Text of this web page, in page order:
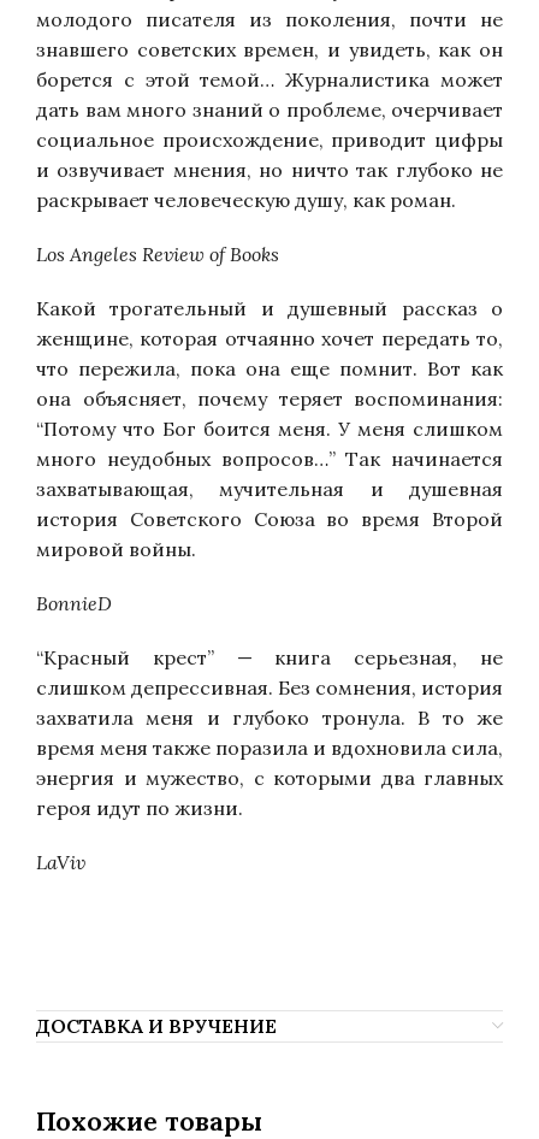
молодого писателя из поколения, почти не
знавшего советских времен, и увидеть, как он
борется с этой темой… Журналистика может
дать вам много знаний о проблеме, очерчивает
социальное происхождение, приводит цифры
и озвучивает мнения, но ничто так глубоко не
раскрывает человеческую душу, как роман.
Los Angeles Review of Books
Какой трогательный и душевный рассказ о
женщине, которая отчаянно хочет передать то,
что пережила, пока она еще помнит. Вот как
она объясняет, почему теряет воспоминания:
“Потому что Бог боится меня. У меня слишком
много неудобных вопросов…” Так начинается
захватывающая, мучительная и душевная
история Советского Союза во время Второй
мировой войны.
BonnieD
“Красный крест” — книга серьезная, не
слишком депрессивная. Без сомнения, история
захватила меня и глубоко тронула. В то же
время меня также поразила и вдохновила сила,
энергия и мужество, с которыми два главных
героя идут по жизни.
LaViv
ДОСТАВКА И ВРУЧЕНИЕ
Похожие товары